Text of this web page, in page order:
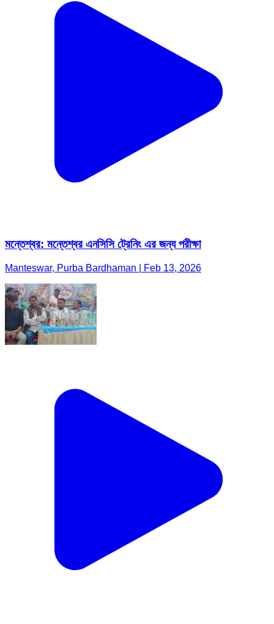
মন্তেশ্বর: মন্তেশ্বর এনসিসি ট্রেনিং এর জন্য পরীক্ষা
Manteswar, Purba Bardhaman | Feb 13, 2026